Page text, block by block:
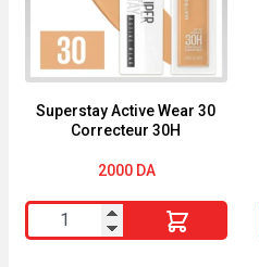
Superstay Active Wear 30
Correcteur 30H
2000 DA
quantité
de